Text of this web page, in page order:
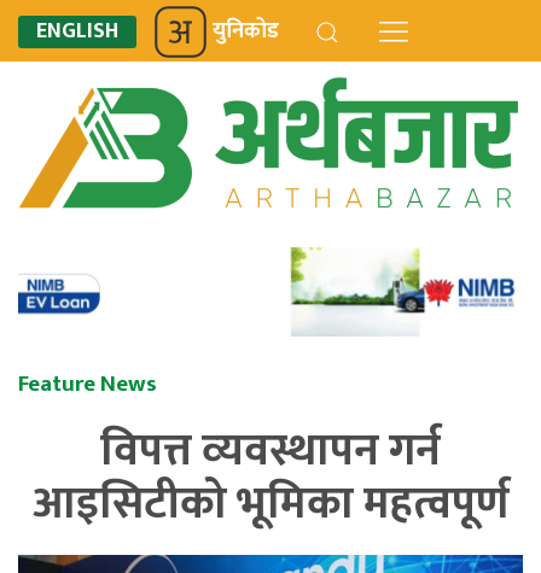
ENGLISH युनिकोड
Feature News
विपत्त व्‍यवस्थापन गर्न
आइसिटीको भूमिका महत्वपूर्ण